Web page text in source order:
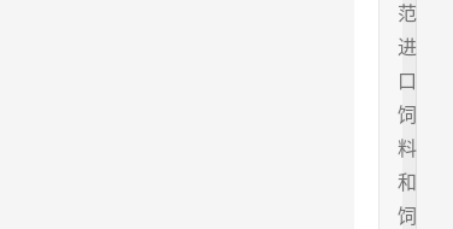
范
进
口
饲
料
和
饲